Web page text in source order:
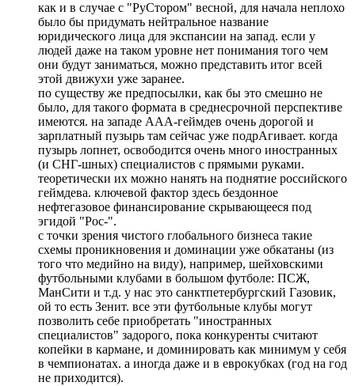
как и в случае с "РуСтором" весной, для начала неплохо
было бы придумать нейтральное название
юридического лица для экспансии на запад. если у
людей даже на таком уровне нет понимания того чем
они будут заниматься, можно представить итог всей
этой движухи уже заранее.
по существу же предпосылки, как бы это смешно не
было, для такого формата в среднесрочной перспективе
имеются. на западе ААА-геймдев очень дорогой и
зарплатный пузырь там сейчас уже подрАгивает. когда
пузырь лопнет, освободится очень много иностранных
(и СНГ-шных) специалистов с прямыми руками.
теоретически их можно нанять на поднятие российского
геймдева. ключевой фактор здесь бездонное
нефтегазовое финансирование скрывающееся под
эгидой "Рос-".
с точки зрения чистого глобального бизнеса такие
схемы проникновения и доминации уже обкатаны (из
того что медийно на виду), например, шейховскими
футбольными клубами в большом футболе: ПСЖ,
МанСити и т.д. у нас это санктпетербургский Газовик,
ой то есть Зенит. все эти футбольные клубы могут
позволить себе приобретать "иностранных
специалистов" задорого, пока конкуренты считают
копейки в кармане, и доминировать как минимум у себя
в чемпионатах. а иногда даже и в еврокубках (год на год
не приходится).